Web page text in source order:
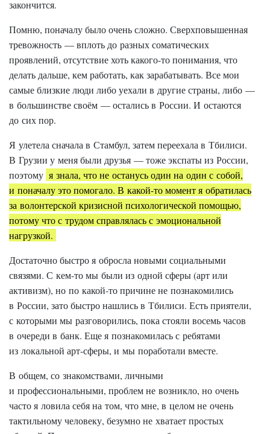
закончится.
Помню, поначалу было очень сложно. Сверхповышенная
тревожность — вплоть до разных соматических
проявлений, отсутствие хоть какого-то понимания, что
делать дальше, кем работать, как зарабатывать. Все мои
самые близкие люди либо уехали в другие страны, либо —
в большинстве своём — остались в России. И остаются
до сих пор.
Я улетела сначала в Стамбул, затем переехала в Тбилиси.
В Грузии у меня были друзья — тоже экспаты из России,
поэтому я знала, что не останусь один на один с собой,
и поначалу это помогало. В какой-то момент я обратилась
за волонтерской кризисной психологической помощью,
потому что с трудом справлялась с эмоциональной
нагрузкой.
Достаточно быстро я обросла новыми социальными
связями. С кем-то мы были из одной сферы (арт или
активизм), но по какой-то причине не познакомились
в России, зато быстро нашлись в Тбилиси. Есть приятели,
с которыми мы разговорились, пока стояли восемь часов
в очереди в банк. Еще я познакомилась с ребятами
из локальной арт-сферы, и мы поработали вместе.
В общем, со знакомствами, личными
и профессиональными, проблем не возникло, но очень
часто я ловила себя на том, что мне, в целом не очень
тактильному человеку, безумно не хватает простых